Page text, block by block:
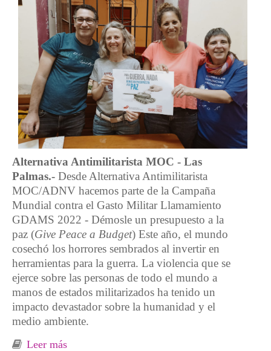
Alternativa Antimilitarista MOC - Las
Palmas.- Desde Alternativa Antimilitarista
MOC/ADNV hacemos parte de la Campaña
Mundial contra el Gasto Militar Llamamiento
GDAMS 2022 - Démosle un presupuesto a la
paz (Give Peace a Budget) Este año, el mundo
cosechó los horrores sembrados al invertir en
herramientas para la guerra. La violencia que se
ejerce sobre las personas de todo el mundo a
manos de estados militarizados ha tenido un
impacto devastador sobre la humanidad y el
medio ambiente.
Leer más